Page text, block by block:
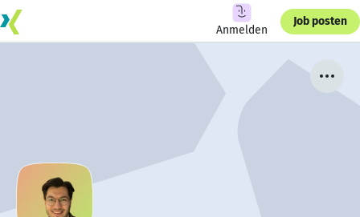
Anmelden
Job posten